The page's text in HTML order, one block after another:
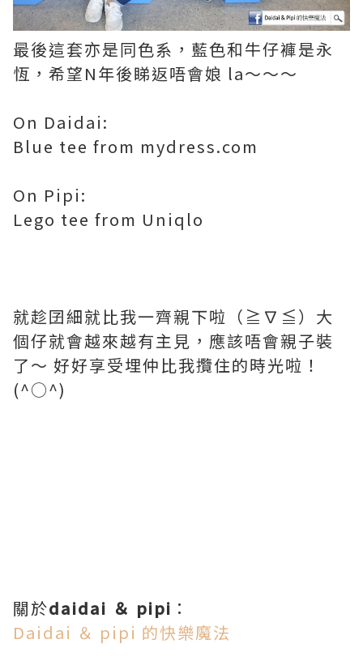
最後這套亦是同色系，藍色和牛仔褲是永
恆，希望N年後睇返唔會娘 la～～～
On Daidai:
Blue tee from mydress.com
On Pipi:
Lego tee from Uniqlo
就趁囝細就比我一齊親下啦（≧∇≦）大
個仔就會越來越有主見，應該唔會親子裝
了～ 好好享受埋仲比我攬住的時光啦！
(^○^)
關於daidai ＆ pipi ：
Daidai ＆ pipi 的快樂魔法